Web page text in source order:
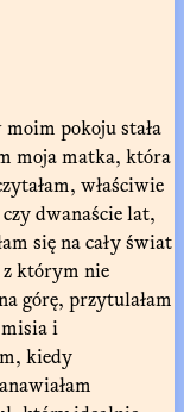
moim pokoju stała
moja matka, która
właściwie
dwanaście lat,
się na cały świat
z którym nie
górę, przytulałam
misia i
kiedy